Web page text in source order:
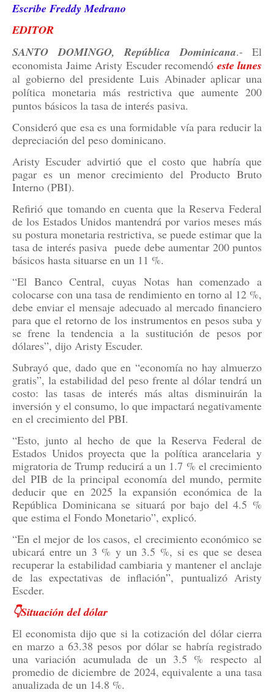
Escribe Freddy Medrano
EDITOR
SANTO DOMINGO, República Dominicana.- El
economista Jaime Aristy Escuder recomendó este lunes
al gobierno del presidente Luis Abinader aplicar una
política monetaria más restrictiva que aumente 200
puntos básicos la tasa de interés pasiva.
Consideró que esa es una formidable vía para reducir la
depreciación del peso dominicano.
Aristy Escuder advirtió que el costo que habría que
pagar es un menor crecimiento del Producto Bruto
Interno (PBI).
Refirió que tomando en cuenta que la Reserva Federal
de los Estados Unidos mantendrá por varios meses más
su postura monetaria restrictiva, se puede estimar que la
tasa de interés pasiva puede debe aumentar 200 puntos
básicos hasta situarse en un 11 %.
“El Banco Central, cuyas Notas han comenzado a
colocarse con una tasa de rendimiento en torno al 12 %,
debe enviar el mensaje adecuado al mercado financiero
para que el retorno de los instrumentos en pesos suba y
se frene la tendencia a la sustitución de pesos por
dólares”, dijo Aristy Escuder.
Subrayó que, dado que en “economía no hay almuerzo
gratis”, la estabilidad del peso frente al dólar tendrá un
costo: las tasas de interés más altas disminuirán la
inversión y el consumo, lo que impactará negativamente
en el crecimiento del PBI.
“Esto, junto al hecho de que la Reserva Federal de
Estados Unidos proyecta que la política arancelaria y
migratoria de Trump reducirá a un 1.7 % el crecimiento
del PIB de la principal economía del mundo, permite
deducir que en 2025 la expansión económica de la
República Dominicana se situará por bajo del 4.5 %
que estima el Fondo Monetario”, explicó.
“En el mejor de los casos, el crecimiento económico se
ubicará entre un 3 % y un 3.5 %, si es que se desea
recuperar la estabilidad cambiaria y mantener el anclaje
de las expectativas de inflación”, puntualizó Aristy
Escder.
👇Situación del dólar
El economista dijo que si la cotización del dólar cierra
en marzo a 63.38 pesos por dólar se habría registrado
una variación acumulada de un 3.5 % respecto al
promedio de diciembre de 2024, equivalente a una tasa
anualizada de un 14.8 %.